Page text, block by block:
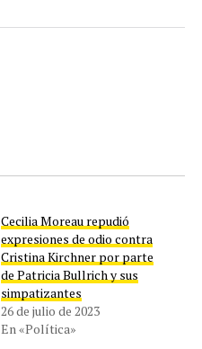
Cecilia Moreau repudió
expresiones de odio contra
Cristina Kirchner por parte
de Patricia Bullrich y sus
simpatizantes
26 de julio de 2023
En «Política»